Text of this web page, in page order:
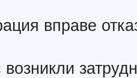
вправе